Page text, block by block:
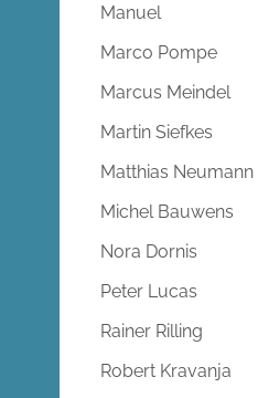
Manuel
Marco Pompe
Marcus Meindel
Martin Siefkes
Matthias Neumann
Michel Bauwens
Nora Dornis
Peter Lucas
Rainer Rilling
Robert Kravanja